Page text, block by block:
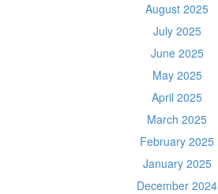
August 2025
July 2025
June 2025
May 2025
April 2025
March 2025
February 2025
January 2025
December 2024